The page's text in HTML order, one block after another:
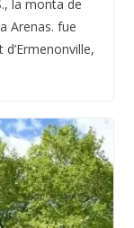
la monta de
Arenas. fue